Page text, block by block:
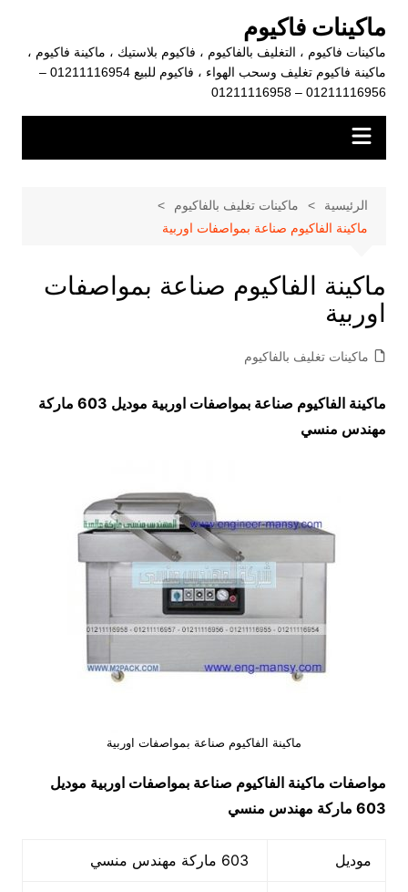
المحتوى
ماكينات فاكيوم
ماكينات فاكيوم ، التغليف بالفاكيوم ، فاكيوم بلاستيك ، ماكينة فاكيوم ،
ماكينة فاكيوم تغليف وسحب الهواء ، فاكيوم للبيع 01211116954 –
01211116956 – 01211116958
الرئيسية
ماكينات تغليف بالفاكيوم
ماكينة الفاكيوم صناعة بمواصفات اوربية
ماكينة الفاكيوم صناعة بمواصفات
اوربية
ماكينات تغليف بالفاكيوم
ماكينة الفاكيوم صناعة بمواصفات اوربية موديل 603 ماركة
مهندس منسي
ماكينة الفاكيوم صناعة بمواصفات اوربية
مواصفات ماكينة الفاكيوم صناعة بمواصفات اوربية موديل
603 ماركة مهندس منسي
موديل